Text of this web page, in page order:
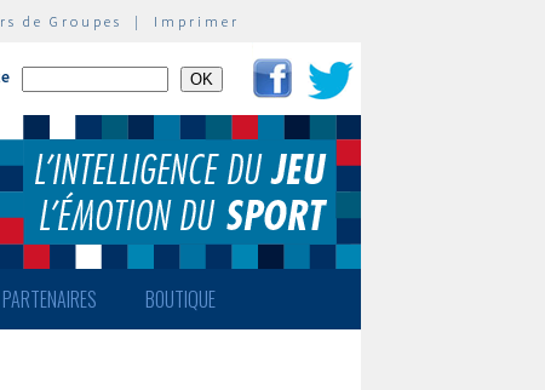
de Groupes | Imprimer
PARTENAIRES BOUTIQUE